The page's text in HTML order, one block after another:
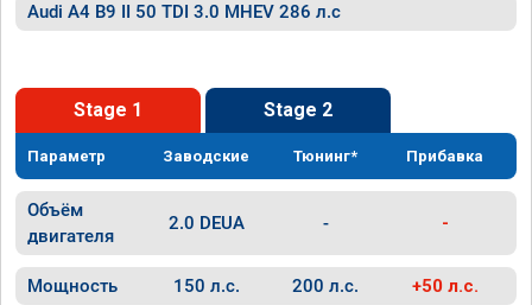
Audi A4 B9 II 50 TDI 3.0 MHEV 286 л.с
Stage 1 Stage 2
Параметр Заводские Тюнинг* Прибавка
Объём
двигателя
2.0 DEUA - -
Мощность 150 л.с. 200 л.с. +50 л.с.